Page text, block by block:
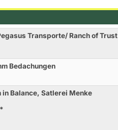
Transporte/ Ranch of Trust
Bedachungen
Balance, Satlerei Menke